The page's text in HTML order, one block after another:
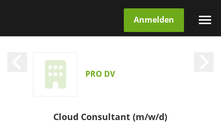
Anmelden
PRO DV
Cloud Consultant (m/w/d)